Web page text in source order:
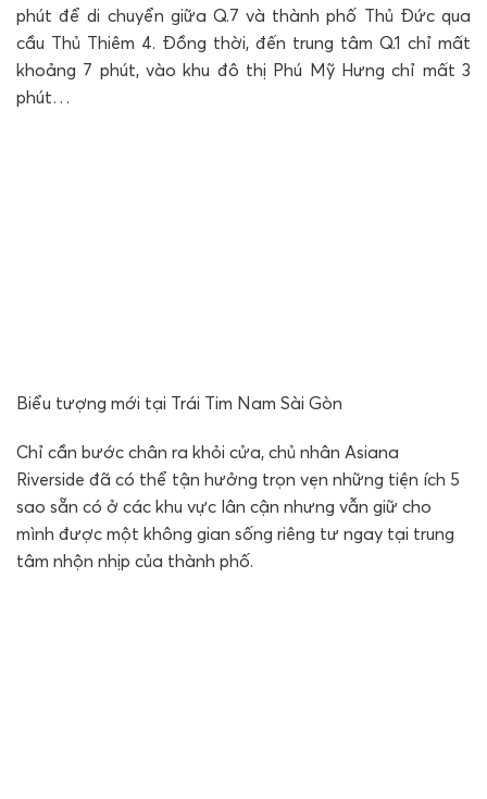
phút để di chuyển giữa Q.7 và thành phố Thủ Đức qua
cầu Thủ Thiêm 4. Đồng thời, đến trung tâm Q.1 chỉ mất
khoảng 7 phút, vào khu đô thị Phú Mỹ Hưng chỉ mất 3
phút…
Biểu tượng mới tại Trái Tim Nam Sài Gòn
Chỉ cần bước chân ra khỏi cửa, chủ nhân Asiana
Riverside đã có thể tận hưởng trọn vẹn những tiện ích 5
sao sẵn có ở các khu vực lân cận nhưng vẫn giữ cho
mình được một không gian sống riêng tư ngay tại trung
tâm nhộn nhịp của thành phố.